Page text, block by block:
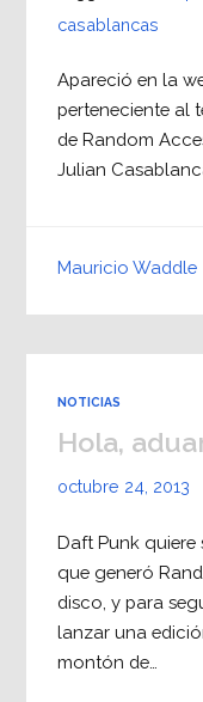
casablancas
Apareció en la
perteneciente al
de Random
Julian
Mauricio Waddle
NOTICIAS
Hola,
octubre 24, 2013
Daft Punk
que generó
disco, y para
lanzar una
montón de…